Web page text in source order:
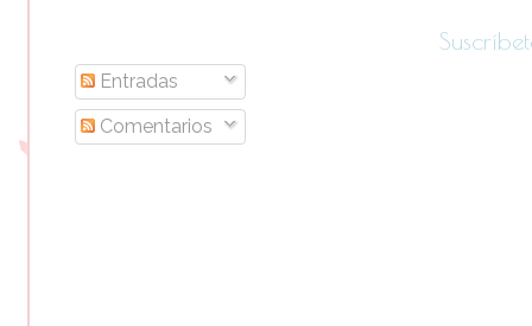
Entradas
Comentarios